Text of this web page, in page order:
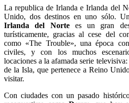
La republica de Irlanda e Irlanda del
Unido, dos destinos en uno sólo.
Irlanda del Nortees un gran
turísticamente, gracias al cese del
como «The Trouble», una época
civiles, y con los muchos
locaciones a la afamada serie televisiva:
de la Isla, que pertenece a Reino
visitar.
Con ciudades con un pasado